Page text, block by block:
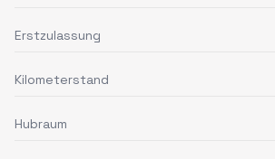
Erstzulassung
Kilometerstand
Hubraum